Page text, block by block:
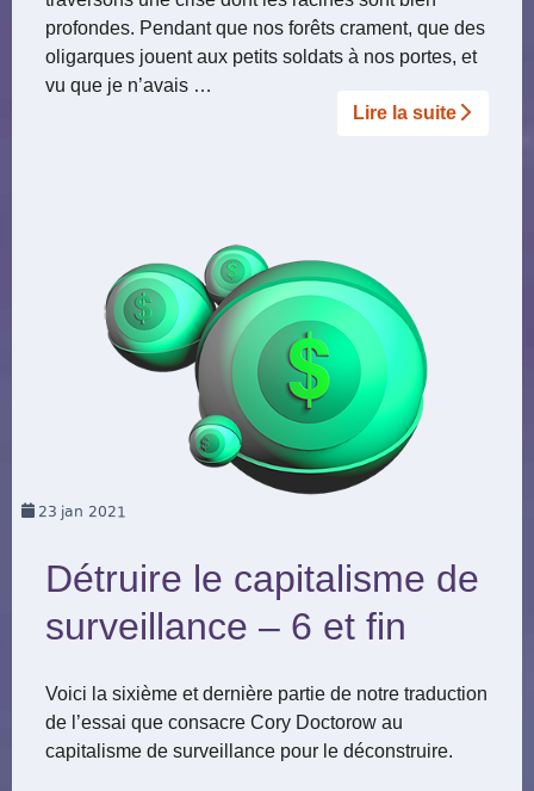
profondes. Pendant que nos forêts crament, que des
oligarques jouent aux petits soldats à nos portes, et
vu que je n’avais …
Lire la suite­­
23 jan 2021
Détruire le capitalisme de
surveillance – 6 et fin
Voici la sixième et dernière partie de notre traduction
de l’essai que consacre Cory Doctorow au
capitalisme de surveillance pour le déconstruire.